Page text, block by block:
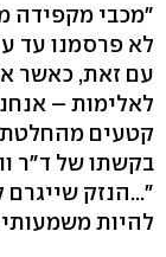
"מכבי מקפידה
לא פרסמנו עד
עם זאת, כאשר
לאלימות –
קטעים
בקשתו של ד"ר
"...הנזק
להיות משמעותי